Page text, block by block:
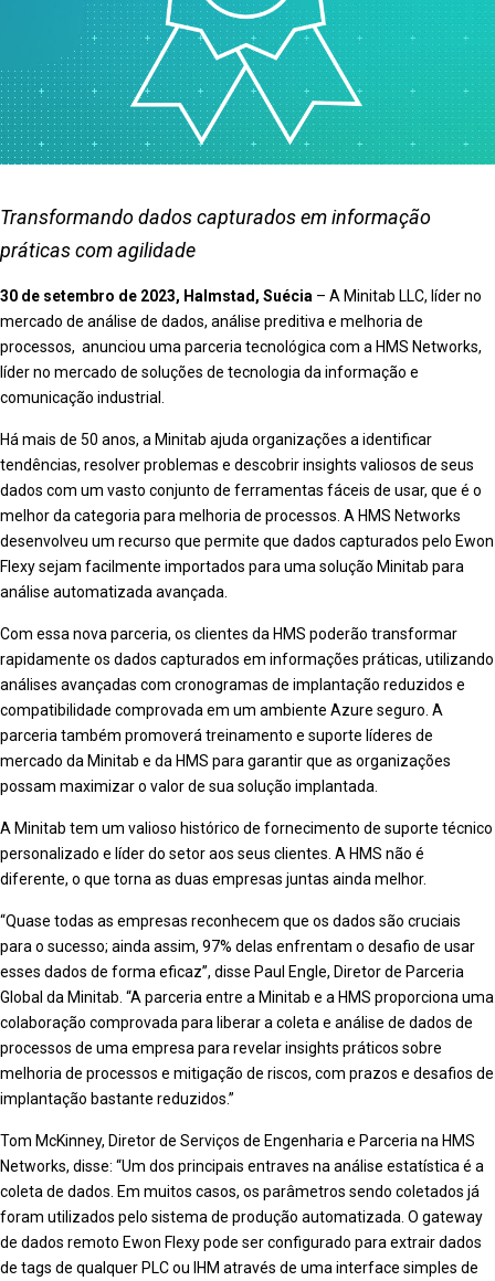
Transformando dados capturados em informação
práticas com agilidade
30 de setembro de 2023, Halmstad, Suécia – A Minitab LLC, líder no
mercado de análise de dados, análise preditiva e melhoria de
processos, anunciou uma parceria tecnológica com a HMS Networks,
líder no mercado de soluções de tecnologia da informação e
comunicação industrial.
Há mais de 50 anos, a Minitab ajuda organizações a identificar
tendências, resolver problemas e descobrir insights valiosos de seus
dados com um vasto conjunto de ferramentas fáceis de usar, que é o
melhor da categoria para melhoria de processos. A HMS Networks
desenvolveu um recurso que permite que dados capturados pelo Ewon
Flexy sejam facilmente importados para uma solução Minitab para
análise automatizada avançada.
Com essa nova parceria, os clientes da HMS poderão transformar
rapidamente os dados capturados em informações práticas, utilizando
análises avançadas com cronogramas de implantação reduzidos e
compatibilidade comprovada em um ambiente Azure seguro. A
parceria também promoverá treinamento e suporte líderes de
mercado da Minitab e da HMS para garantir que as organizações
possam maximizar o valor de sua solução implantada.
A Minitab tem um valioso histórico de fornecimento de suporte técnico
personalizado e líder do setor aos seus clientes. A HMS não é
diferente, o que torna as duas empresas juntas ainda melhor.
“Quase todas as empresas reconhecem que os dados são cruciais
para o sucesso; ainda assim, 97% delas enfrentam o desafio de usar
esses dados de forma eficaz”, disse Paul Engle, Diretor de Parceria
Global da Minitab. “A parceria entre a Minitab e a HMS proporciona uma
colaboração comprovada para liberar a coleta e análise de dados de
processos de uma empresa para revelar insights práticos ​​sobre
melhoria de processos e mitigação de riscos, com prazos e desafios de
implantação bastante reduzidos.”
Tom McKinney, Diretor de Serviços de Engenharia e Parceria na HMS
Networks, disse: “Um dos principais entraves na análise estatística é a
coleta de dados. Em muitos casos, os parâmetros sendo coletados já
foram utilizados pelo sistema de produção automatizada. O gateway
de dados remoto Ewon Flexy pode ser configurado para extrair dados
de tags de qualquer PLC ou IHM através de uma interface simples de